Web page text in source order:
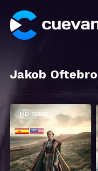
Jakob Oftebro
HD 1080P